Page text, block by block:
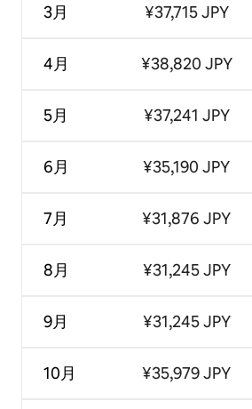
3月
4月
5月
6月
7月
8月
9月
10月
¥37,715 JPY
¥38,820 JPY
¥37,241 JPY
¥35,190 JPY
¥31,876 JPY
¥31,245 JPY
¥31,245 JPY
¥35,979 JPY